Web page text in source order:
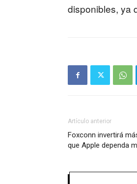
disponibles, ya
Artículo anterior
Foxconn invertirá
que Apple dependa